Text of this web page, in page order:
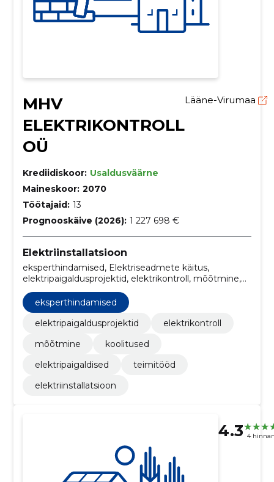
MHV
ELEKTRIKONTROLL
OÜ
Lääne-Virumaa
Krediidiskoor: Usaldusväärne
Maineskoor: 2070
Töötajaid: 13
Prognooskäive (2026): 1 227 698 €
Elektriinstallatsioon
eksperthindamised, Elektriseadmete käitus,
elektripaigaldusprojektid, elektrikontroll, mõõtmine,
Koolitused, elektripaigaldised, Teimitööd
eksperthindamised
elektripaigaldusprojektid
elektrikontroll
mõõtmine
koolitused
elektripaigaldised
teimitööd
elektriinstallatsioon
4.3 4